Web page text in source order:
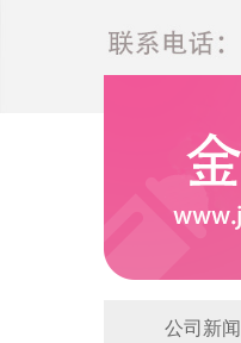
公司新闻